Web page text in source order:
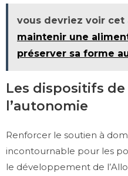
vous devriez voir cet
maintenir une
préserver sa forme
Les dispositifs
l’autonomie
Renforcer le soutien à
incontournable pour les
le développement de